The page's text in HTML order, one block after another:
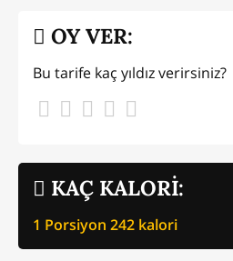
KAÇ KALORİ:
1 Porsiyon 242 kalori
OY VER:
Bu tarife kaç yıldız verirsiniz?